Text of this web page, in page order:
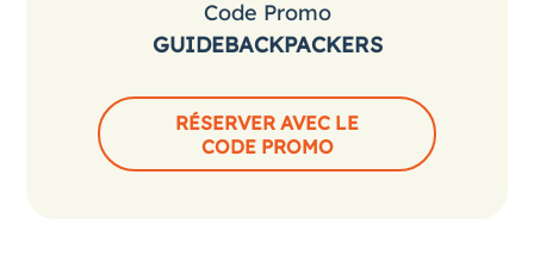
Code Promo
GUIDEBACKPACKERS
RÉSERVER AVEC LE
CODE PROMO